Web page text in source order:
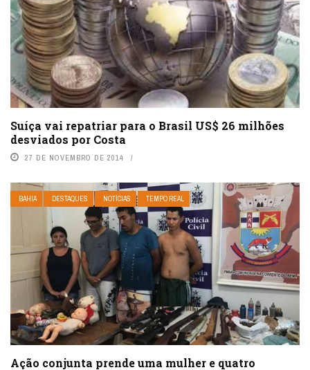
Suíça vai repatriar para o Brasil US$ 26 milhões
desviados por Costa
27 DE NOVEMBRO DE 2014
BAHIA DESTAQUES NOTÍCIAS TEMPO REAL
Ação conjunta prende uma mulher e quatro